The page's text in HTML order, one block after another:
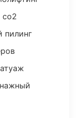
co2
пилинг